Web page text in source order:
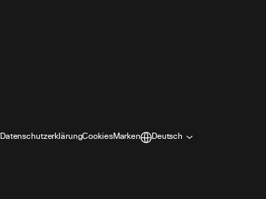
DatenschutzerklärungCookiesMarken Deutsch